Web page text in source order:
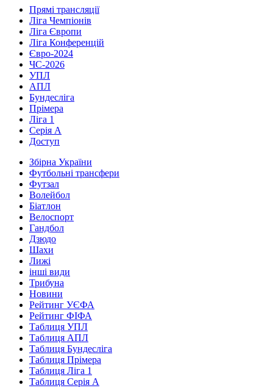
Прямі трансляції
Ліга Чемпіонів
Ліга Європи
Ліга Конференцій
Євро-2024
ЧС-2026
УПЛ
АПЛ
Бундесліга
Прімера
Ліга 1
Серія А
Доступ
Збірна України
Футбольні трансфери
Футзал
Волейбол
Біатлон
Велоспорт
Гандбол
Дзюдо
Шахи
Лижі
інші види
Трибуна
Новини
Рейтинг УЄФА
Рейтинг ФІФА
Таблиця УПЛ
Таблиця АПЛ
Таблиця Бундесліга
Таблиця Прімера
Таблиця Ліга 1
Таблиця Серія А